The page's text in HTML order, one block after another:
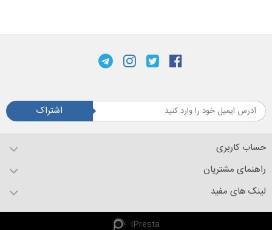
اشتراک
حساب کاربری
راهنمای مشتریان
لینک های مفید
iPresta